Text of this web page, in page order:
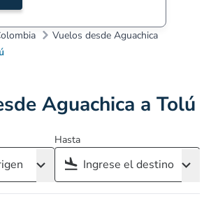
Vuelos desde Aguachica
Aguachica a Tolú
Hasta